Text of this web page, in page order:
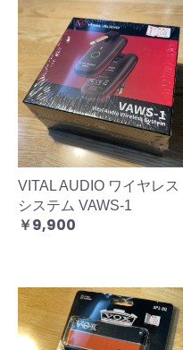
VITAL AUDIO ワイヤレス
システム VAWS-1
￥9,900